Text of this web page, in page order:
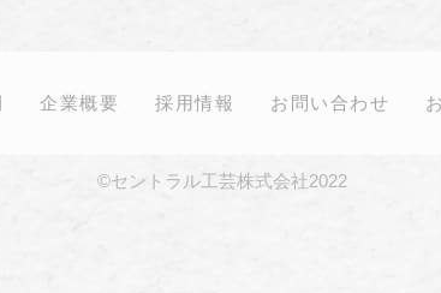
企業概要 採用情報 お問い合わせ
©セントラル工芸株式会社2022